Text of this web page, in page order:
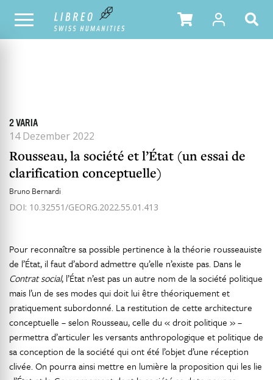
ALLE HEFTE INHALTSÜBERSICHT DER AUSGABE
2 VARIA
14 Dezember 2022
Rousseau, la société et l’État (un essai de
clarification conceptuelle)
Bruno Bernardi
DOI: 10.32551/GEORG.2022.55.01.413
Pour reconnaître sa possible pertinence à la théorie rousseauiste
de l’État, il faut d’abord admettre qu’elle n’existe pas. Dans le
Contrat social, l’État n’est pas un autre nom de la société politique
mais l’un de ses modes qui doit lui être théoriquement et
pratiquement subordonné. La restitution de cette architecture
conceptuelle – selon Rousseau, celle du « droit politique » –
permettra d’articuler les versants anthropologique et politique de
sa conception de la société qui ont été l’objet d’une réception
clivée. On pourra ainsi mettre en lumière la proposition qui les lie